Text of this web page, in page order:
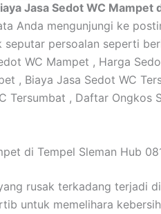
Jasa Sedot WC Mampet
Anda mengunjungi ke
seputar persoalan seperti
WC Mampet , Harga
, Biaya Jasa Sedot WC
Tersumbat , Daftar Ongkos
di Tempel Sleman Hub
rusak terkadang terjadi
untuk memelihara